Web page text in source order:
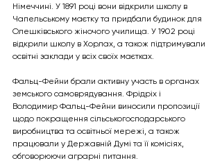
Німеччині. У 1891 році вони відкрили школу в
Чапельському маєтку та придбали будинок для
Олешківського жіночого училища. У 1902 році
відкрили школу в Хорлах, а також підтримували
освітні заклади у всіх своїх маєтках.
Фальц-Фейни брали активну участь в органах
земського самоврядування. Фрідріх і
Володимир Фальц-Фейни виносили пропозиції
щодо покращення сільськогосподарського
виробництва та освітньої мережі, а також
працювали у Державній Думі та її комісіях,
обговорюючи аграрні питання.